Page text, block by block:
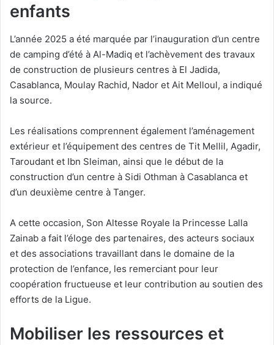
enfants
L’année 2025 a été marquée par l’inauguration d’un centre
de camping d’été à Al-Madiq et l’achèvement des travaux
de construction de plusieurs centres à El Jadida,
Casablanca, Moulay Rachid, Nador et Ait Melloul, a indiqué
la source.
Les réalisations comprennent également l’aménagement
extérieur et l’équipement des centres de Tit Mellil, Agadir,
Taroudant et Ibn Sleiman, ainsi que le début de la
construction d’un centre à Sidi Othman à Casablanca et
d’un deuxième centre à Tanger.
A cette occasion, Son Altesse Royale la Princesse Lalla
Zainab a fait l’éloge des partenaires, des acteurs sociaux
et des associations travaillant dans le domaine de la
protection de l’enfance, les remerciant pour leur
coopération fructueuse et leur contribution au soutien des
efforts de la Ligue.
Mobiliser les ressources et